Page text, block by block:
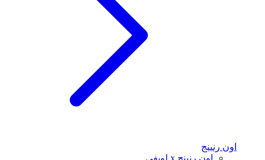
اون رنينج
اون رنينج x لويفي